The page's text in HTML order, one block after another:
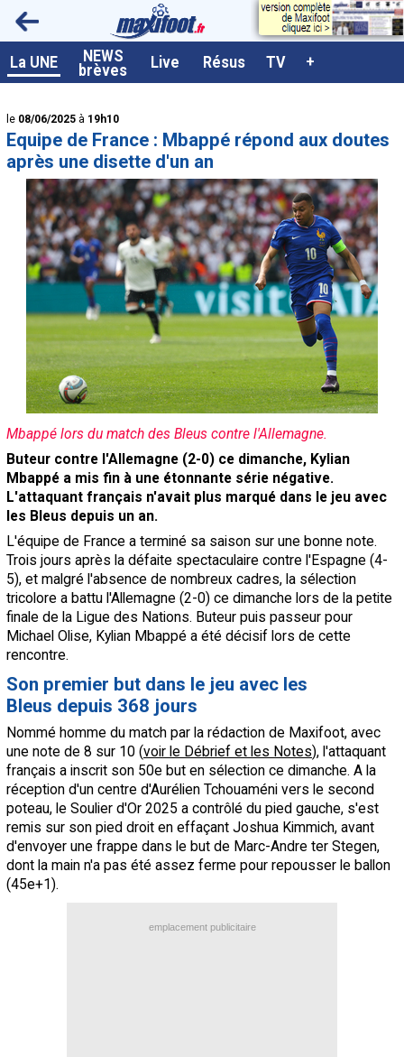
La UNE NEWS
brèves Live Résus TV +
<
le 08/06/2025 à 19h10
Equipe de France : Mbappé répond aux doutes
après une disette d'un an
Mbappé lors du match des Bleus contre l'Allemagne.
Buteur contre l'Allemagne (2-0) ce dimanche, Kylian
Mbappé a mis fin à une étonnante série négative.
L'attaquant français n'avait plus marqué dans le jeu avec
les Bleus depuis un an.
L'équipe de France a terminé sa saison sur une bonne note.
Trois jours après la défaite spectaculaire contre l'Espagne (4-
5), et malgré l'absence de nombreux cadres, la sélection
tricolore a battu l'Allemagne (2-0) ce dimanche lors de la petite
finale de la Ligue des Nations. Buteur puis passeur pour
Michael Olise, Kylian Mbappé a été décisif lors de cette
rencontre.
Son premier but dans le jeu avec les
Bleus depuis 368 jours
Nommé homme du match par la rédaction de Maxifoot, avec
une note de 8 sur 10 (voir le Débrief et les Notes), l'attaquant
français a inscrit son 50e but en sélection ce dimanche. A la
réception d'un centre d'Aurélien Tchouaméni vers le second
poteau, le Soulier d'Or 2025 a contrôlé du pied gauche, s'est
remis sur son pied droit en effaçant Joshua Kimmich, avant
d'envoyer une frappe dans le but de Marc-Andre ter Stegen,
dont la main n'a pas été assez ferme pour repousser le ballon
(45e+1).
emplacement publicitaire
A la UNE
Live / Matchs en direct
Résultats et Classements
Class. buteurs européens
Programme TV foot
Vidéos
Tableau transferts L1
Taille de la police
Paramètrages / Options
Contact / Signaler un bug
Recrutement Maxifoot
Mentions légales
site web Maxifoot.fr